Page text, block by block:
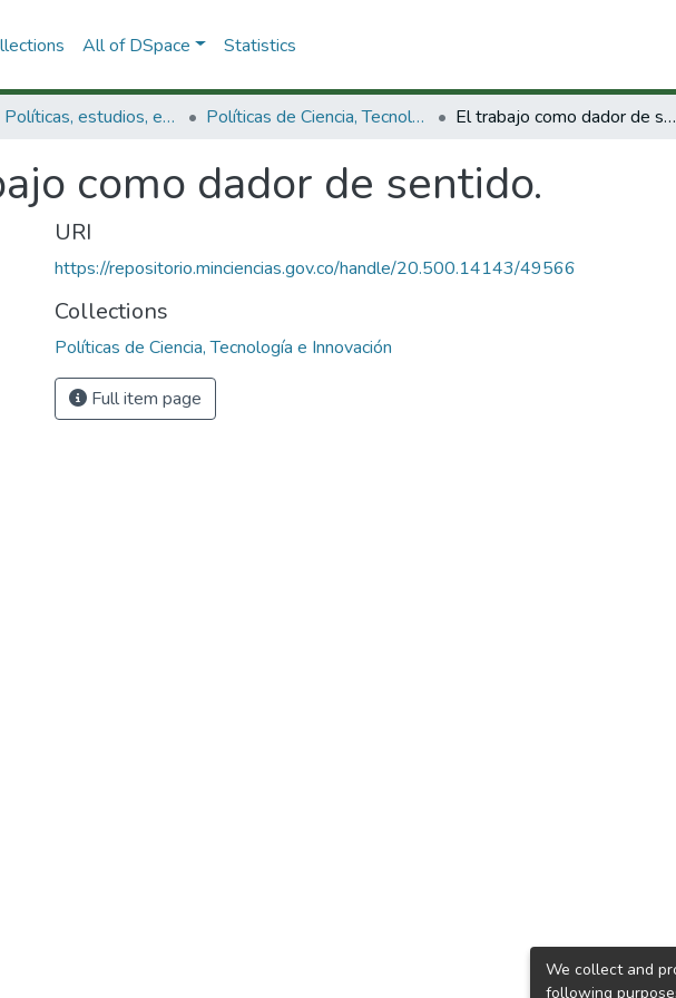
All of DSpace Statistics
3.2.1. Políticas, estudios, evaluaciones e indicadores de CTeI Políticas de Ciencia, Tecnología e Innovación El trabajo como dador de sentido.
como dador de sentido.
URI
https://repositorio.minciencias.gov.co/handle/20.500.14143/49566
Collections
Políticas de Ciencia, Tecnología e Innovación
Full item page
We collect and
following